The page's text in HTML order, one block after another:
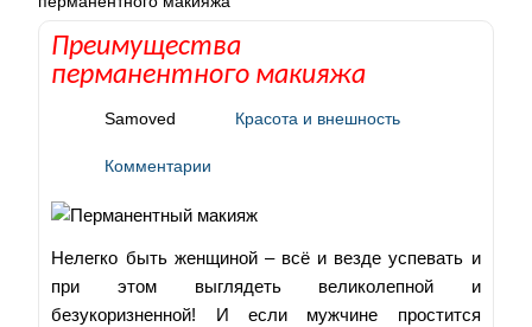
Преимущества
перманентного макияжа
Samoved Красота и внешность
Комментарии
Нелегко быть женщиной – всё и везде успевать и
при этом выглядеть великолепной и
безукоризненной! И если мужчине простится